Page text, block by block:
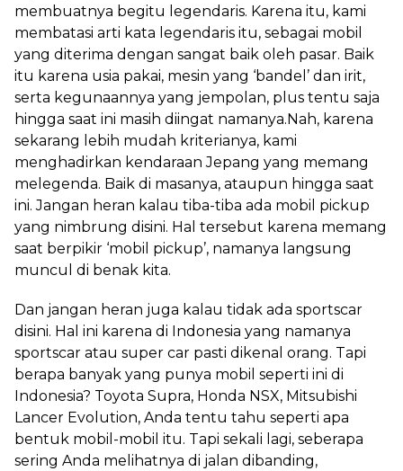
membuatnya begitu legendaris. Karena itu, kami
membatasi arti kata legendaris itu, sebagai mobil
yang diterima dengan sangat baik oleh pasar. Baik
itu karena usia pakai, mesin yang ‘bandel’ dan irit,
serta kegunaannya yang jempolan, plus tentu saja
hingga saat ini masih diingat namanya.Nah, karena
sekarang lebih mudah kriterianya, kami
menghadirkan kendaraan Jepang yang memang
melegenda. Baik di masanya, ataupun hingga saat
ini. Jangan heran kalau tiba-tiba ada mobil pickup
yang nimbrung disini. Hal tersebut karena memang
saat berpikir ‘mobil pickup’, namanya langsung
muncul di benak kita.
Dan jangan heran juga kalau tidak ada sportscar
disini. Hal ini karena di Indonesia yang namanya
sportscar atau super car pasti dikenal orang. Tapi
berapa banyak yang punya mobil seperti ini di
Indonesia? Toyota Supra, Honda NSX, Mitsubishi
Lancer Evolution, Anda tentu tahu seperti apa
bentuk mobil-mobil itu. Tapi sekali lagi, seberapa
sering Anda melihatnya di jalan dibanding,